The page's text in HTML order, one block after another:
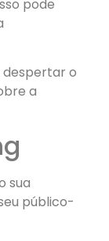
pode
despertar o
a
sua
público-